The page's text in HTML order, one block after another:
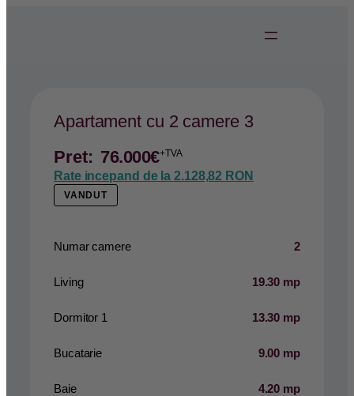
Apartament cu 2 camere 3
Pret: 76.000€+TVA
Rate incepand de la 2.128,82 RON
VANDUT
Numar camere 2
Living 19.30 mp
Dormitor 1 13.30 mp
Bucatarie 9.00 mp
Baie 4.20 mp